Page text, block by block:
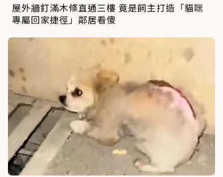
屋外牆釘滿木條直通三樓 竟是飼主打造「貓咪
專屬回家捷徑」鄰居看傻